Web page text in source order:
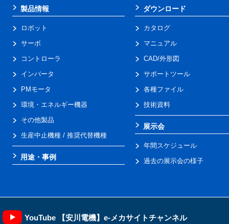
製品情報
ロボット
サーボ
コントローラ
インバータ
PMモータ
環境・エネルギー機器
その他製品
生産中止機種 / 推奨代替機種
用途・事例
ダウンロード
カタログ
マニュアル
CAD/外形図
サポートツール
各種ファイル
技術資料
展示会
年間スケジュール
過去の展示会の様子
YouTube 【安川電機】e-メカサイトチャンネル